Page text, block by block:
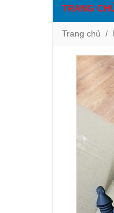
TRANG
Trang chủ